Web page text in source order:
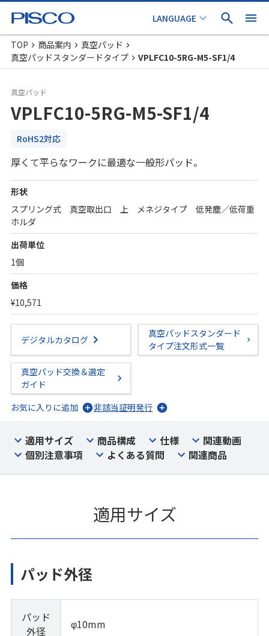
TOP 商品案内
真空パッド
真空パッドスタンダードタイプ
VPLFC10-5RG-M5-SF1/4
真空パッド
VPLFC10-5RG-M5-SF1/4
RoHS2対応
厚くて平らなワークに最適な一般形パッド。
形状
スプリング式 真空取出口 上 メネジタイプ 低発塵／低荷重
ホルダ
出荷単位
1個
価格
¥10,571
デジタルカタログ
真空パッドスタンダード
タイプ注文形式一覧
真空パッド交換＆選定
ガイド
お気に入りに追加
非該当証明発行
適用サイズ 商品構成 仕様
関連動画
個別注意事項
よくある質問 関連商品
適用サイズ
パッド外径
パッド
外径
φ10mm